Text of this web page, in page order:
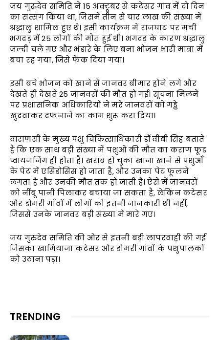
जय गुरुदेव समिति ने 15 अक्टूबर से कटेसर गांव में दो दिन
का सत्संग किया था, जिसमें तीन से चार लाख की संख्या में
श्रद्धालु शामिल हुए थे। इसी कार्यक्रम में राजघाट पर मची
भगदड़ में 25 लोगों की मौत हुई थी। भगदड़ के कारण श्रद्धालु
जल्दी चले गए और भंडारे के लिए बना भोजन भारी मात्रा में
बचा रह गया, जिसे फेंक दिया गया।
इसी बचे भोजन को खाने से जानवर बीमार होने लगे और
देखते ही देखते 25 जानवरों की मौत हो गई। सूचना मिलने
पर प्रशासनिक अधिकारियों ने मरे जानवरों को गड्ढे
खुदवाकर दफनाने का काम शुरू करा दिया।
वाराणसी के मुख्य पशु चिकित्साधिकारी डॉ वीबी सिंह बताते
हैं कि एक साथ बड़ी संख्या में पशुओं की मौत का कराण फूड
प्वायजनिंग ही होता है। खराब हो चुका खाना खाने से पशुओँ
के पेट में एसिडोसिस हो जाता है, और उनका पेट फूलने
लगता है और उनकी मौत तक हो जाती है। ऐसे में जानवरों
को नींबू पानी पिलाकर बचाया जा सकता है, लेकिन कटेसर
और डोमरी गाँवों में लोगों को इतनी जानकारी थी नहीं,
जिससे उनके जानवर बड़ी संख्या में मारे गए।
जय गुरुदेव समिति की ओर से इतनी बड़ी लापरवाही की गई
जिसका खामियाजा कटेसर और डोमरी गांवों के पशुपालकों
को उठाना पड़ा।
TRENDING